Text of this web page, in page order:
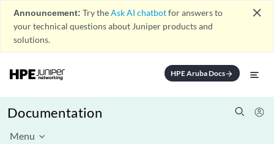
Announcement: Try theAsk AI chatbotfor answers to
your technical questions about Juniper products and
solutions.
close
HPE Aruba Docsarrow_forward
Documentation
Menu